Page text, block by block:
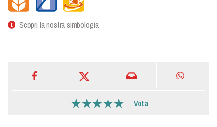
Scopri la nostra simbologia
Vota